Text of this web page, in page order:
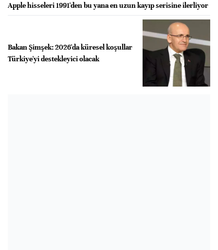
Apple hisseleri 1991'den bu yana en uzun kayıp serisine ilerliyor
Bakan Şimşek: 2026'da küresel koşullar
Türkiye'yi destekleyici olacak